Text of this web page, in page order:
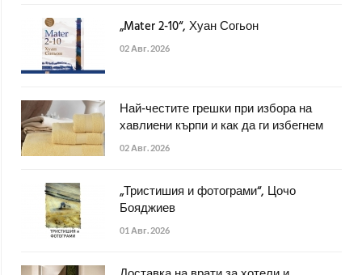
„Mater 2-10“, Хуан Согьон
02 Авг. 2026
Най-честите грешки при избора на
хавлиени кърпи и как да ги избегнем
02 Авг. 2026
„Тристишия и фотограми“, Цочо
Бояджиев
01 Авг. 2026